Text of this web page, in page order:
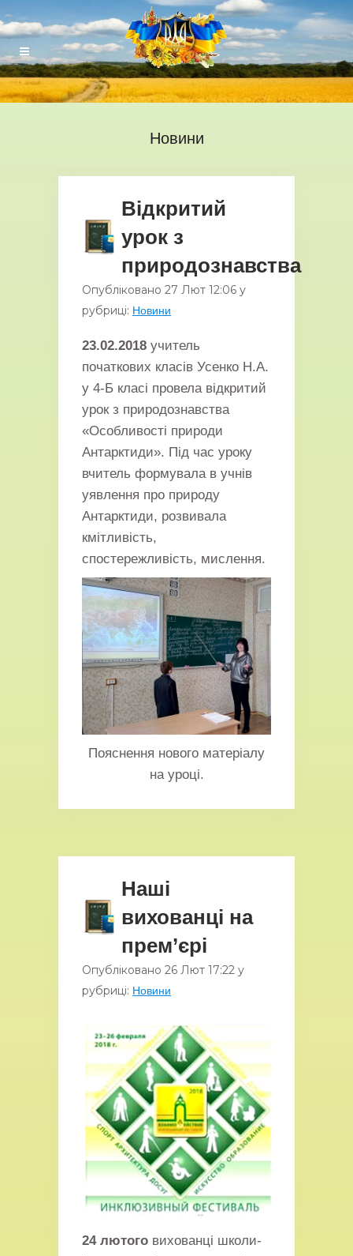
Новини
Відкритий
урок з
природознавства
Опубліковано 27 Лют 12:06 у
рубриці: Новини
23.02.2018 учитель
початкових класів Усенко Н.А.
у 4-Б класі провела відкритий
урок з природознавства
«Особливості природи
Антарктиди». Під час уроку
вчитель формувала в учнів
уявлення про природу
Антарктиди, розвивала
кмітливість,
спостережливість, мислення.
Пояснення нового матеріалу
на уроці.
Наші
вихованці на
прем’єрі
Опубліковано 26 Лют 17:22 у
рубриці: Новини
24 лютого вихованці школи-